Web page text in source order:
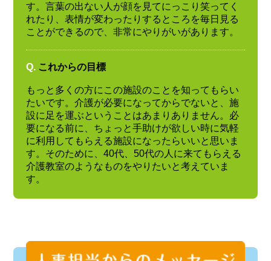
す。言葉の出ない人が顔を見てにっこり笑ってく
れたり、表情が変わったりするところを毎日見る
ことができるので、非常にやりがいがあります。
Q. これからの目標
もっと多くの方にこの施設のことを知ってもらい
たいです。介護が必要になってからでないと、施
設に足を運ぶということはあまりありません。必
要になる前に、ちょっと手助けが欲しい時に気軽
に利用してもらえる施設になったらいいと思いま
す。そのために、40代、50代の人に来てもらえる
介護教室のようなものをやりたいと考えていま
す。